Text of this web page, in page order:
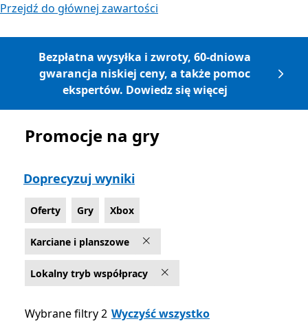
Przejdź do głównej zawartości
Bezpłatna wysyłka i zwroty, 60-dniowa
gwarancja niskiej ceny, a także pomoc
ekspertów. Dowiedz się więcej
Lista Microsoft.com
Promocje na gry
Doprecyzuj wyniki
Oferty Gry Xbox
Karciane i planszowe
Lokalny tryb współpracy
Wybrane filtry 2 Wyczyść wszystko